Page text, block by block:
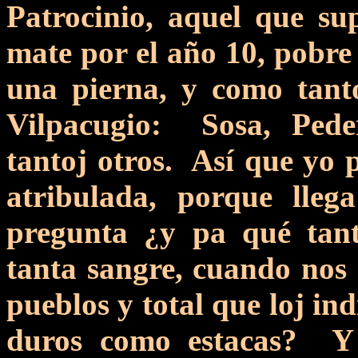
Patrocinio, aquel que
mate por el año 10,
una pierna, y como
Vilpacugio: Sosa,
tantoj otros. Así que yo
atribulada, porque
pregunta ¿y pa qué
tanta sangre, cuando
pueblos y total que loj
duros como estacas?